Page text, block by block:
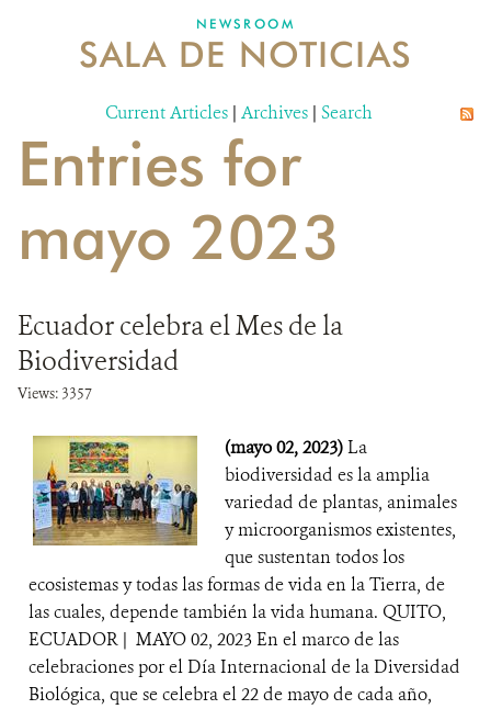
MECANISMO DE ATENCIÓN DE QUEJAS Y RECLAMOS
DONA
NEWSROOM
SALA DE NOTICIAS
Current Articles | Archives | Search
Entries for
mayo 2023
Ecuador celebra el Mes de la
Biodiversidad
Views: 3357
(mayo 02, 2023)La
biodiversidad es la amplia
variedad de plantas, animales
y microorganismos existentes,
que sustentan todos los
ecosistemas y todas las formas de vida en la Tierra, de
las cuales, depende también la vida humana. QUITO,
ECUADOR | MAYO 02, 2023 En el marco de las
celebraciones por el Día Internacional de la Diversidad
Biológica, que se celebra el 22 de mayo de cada año,